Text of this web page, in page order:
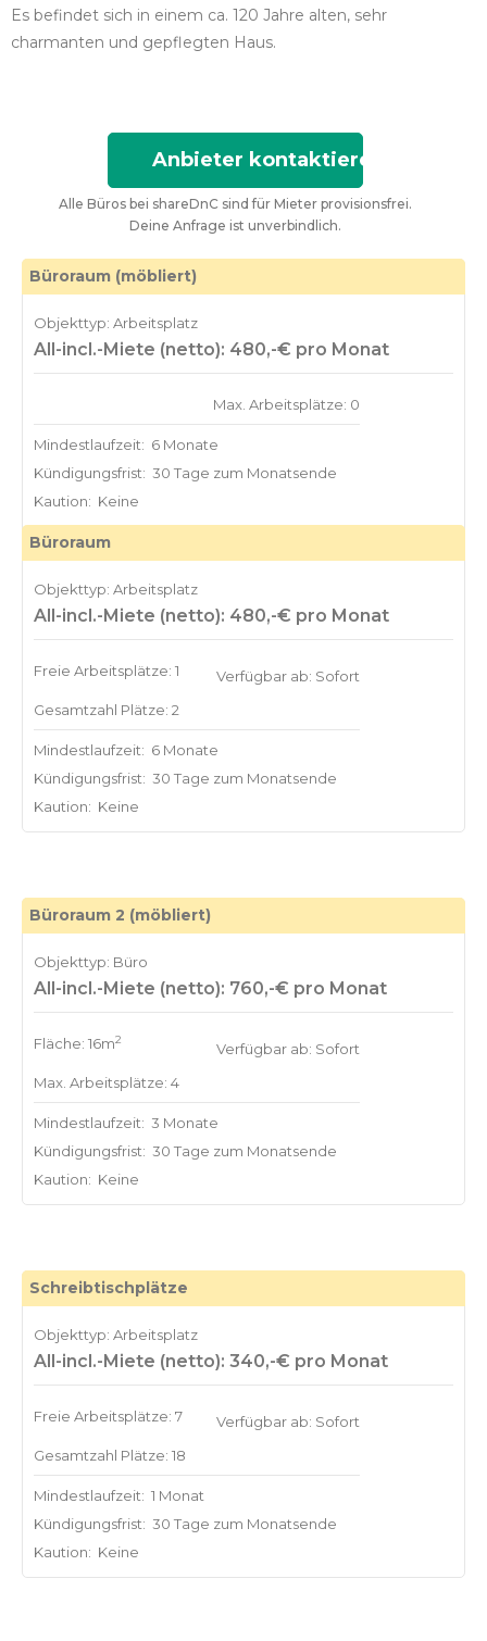
Es befindet sich in einem ca. 120 Jahre alten, sehr
charmanten und gepflegten Haus.
Anbieter kontaktieren
Alle Büros bei shareDnC sind für Mieter provisionsfrei.
Deine Anfrage ist unverbindlich.
Büroraum (möbliert)
Objekttyp: Arbeitsplatz
All-incl.-Miete (netto): 480,-€ pro Monat
Max. Arbeitsplätze: 0
Mindestlaufzeit: 6 Monate
Kündigungsfrist: 30 Tage zum Monatsende
Kaution: Keine
Büroraum
Objekttyp: Arbeitsplatz
All-incl.-Miete (netto): 480,-€ pro Monat
Freie Arbeitsplätze: 1
Gesamtzahl Plätze: 2
Verfügbar ab: Sofort
Mindestlaufzeit: 6 Monate
Kündigungsfrist: 30 Tage zum Monatsende
Kaution: Keine
Büroraum 2 (möbliert)
Objekttyp: Büro
All-incl.-Miete (netto): 760,-€ pro Monat
Fläche: 16m2
Max. Arbeitsplätze: 4
Verfügbar ab: Sofort
Mindestlaufzeit: 3 Monate
Kündigungsfrist: 30 Tage zum Monatsende
Kaution: Keine
Schreibtischplätze
Objekttyp: Arbeitsplatz
All-incl.-Miete (netto): 340,-€ pro Monat
Freie Arbeitsplätze: 7
Gesamtzahl Plätze: 18
Verfügbar ab: Sofort
Mindestlaufzeit: 1 Monat
Kündigungsfrist: 30 Tage zum Monatsende
Kaution: Keine